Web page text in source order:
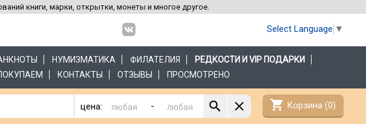
книги, марки, открытки, монеты и многое другое.
Select Language ▼
НУМИЗМАТИКА ФИЛАТЕЛИЯ
РЕДКОСТИ И VIP ПОДАРКИ
КОНТАКТЫ ОТЗЫВЫ ПРОСМОТРЕНО
цена: - shopping_cart Корзина (0)